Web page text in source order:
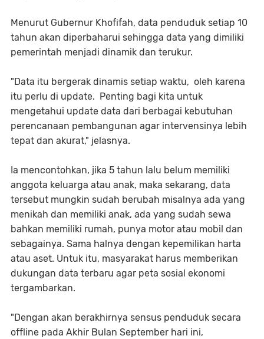
Menurut Gubernur Khofifah, data penduduk setiap 10
tahun akan diperbaharui sehingga data yang dimiliki
pemerintah menjadi dinamik dan terukur.
"Data itu bergerak dinamis setiap waktu, oleh karena
itu perlu di update. Penting bagi kita untuk
mengetahui update data dari berbagai kebutuhan
perencanaan pembangunan agar intervensinya lebih
tepat dan akurat," jelasnya.
Ia mencontohkan, jika 5 tahun lalu belum memiliki
anggota keluarga atau anak, maka sekarang, data
tersebut mungkin sudah berubah misalnya ada yang
menikah dan memiliki anak, ada yang sudah sewa
bahkan memiliki rumah, punya motor atau mobil dan
sebagainya. Sama halnya dengan kepemilikan harta
atau aset. Untuk itu, masyarakat harus memberikan
dukungan data terbaru agar peta sosial ekonomi
tergambarkan.
"Dengan akan berakhirnya sensus penduduk secara
offline pada Akhir Bulan September hari ini,